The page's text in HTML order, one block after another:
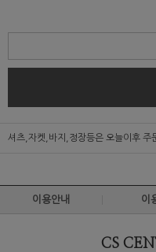
셔츠,자켓,바지,정장등은 오늘이후 주
이용안내 이
CS